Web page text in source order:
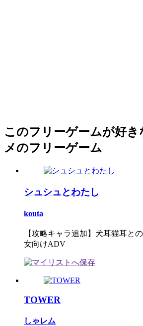
このフリーゲームが好き
メのフリーゲーム
シュシュとわたし
kouta
【攻略キャラ追加】犬耳猫耳と
女向けADV
TOWER
しゃレム